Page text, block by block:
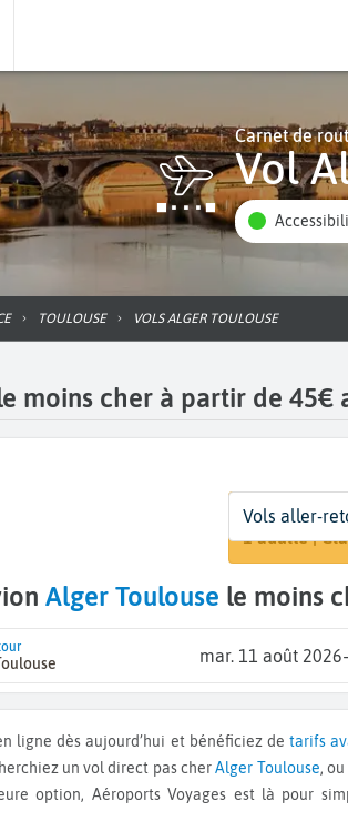
Carnet de
Vol
TOULOUSE VOLS ALGER TOULOUSE
moins cher à partir de 45€
Départ
Alger (ALG)
Dates
11 août - 18
Voyageurs |
1 adulte |
Vols aller-
Alger Toulouse le moins
mar. 11 août 2026
ligne dès aujourd’hui et bénéficiez detarifs
un vol direct pas cherAlger Toulouse,
option, Aéroports Voyages est là pour